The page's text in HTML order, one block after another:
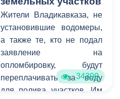
межведомственных
запросов в рамках
оказания муниципальных
услуг, а также
предоставления сведений
по межведомственным
запросам от других
Жители Владикавказа, не
установившие водомеры,
а также те, кто не подал
заявление на
опломбировку, будут
переплачивать за воду
для полива участков. Им
34300